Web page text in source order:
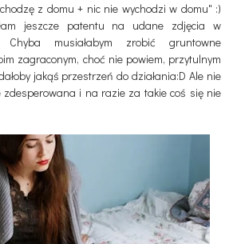
z domu + nic nie wychodzi w domu" :)
jeszcze patentu na udane zdjęcia w
Chyba musiałabym zrobić gruntowne
zagraconym, choć nie powiem, przytulnym
jakąś przestrzeń do działania:D Ale nie
zdesperowana i na razie za takie coś się nie